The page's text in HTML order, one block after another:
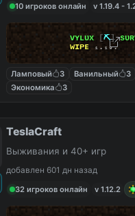
10 игроков онлайн
v 1.19.4 -
ᴠʏʟᴜx [⛏]sᴜʀ
ᴡɪᴘᴇ ₁ . ₁₉.
Ламповый 3 Ванильный 3
Экономика
3
TeslaCraft
Выживания и 40+ игр
добавлен 601 дн назад
32 игроков онлайн
v 1.12.2